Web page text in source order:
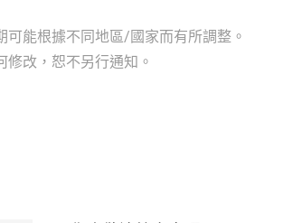
可能根據不同地區/國家而有所調整。
修改，恕不另行通知。